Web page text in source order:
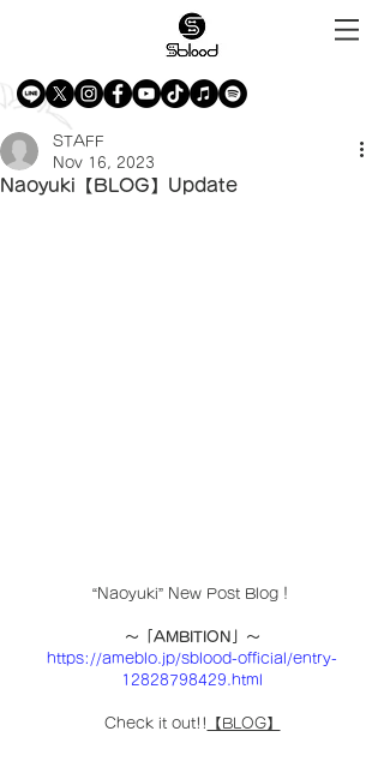
Naoyuki【BLOG】Update
STAFF
Nov 16, 2023
“Naoyuki” New Post Blog！
〜「 AMBITION 」〜
https://ameblo.jp/sblood-official/entry-
12828798429.html
Check it out!! 【BLOG】